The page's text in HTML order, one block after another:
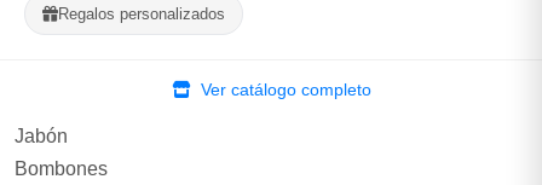
Regalos personalizados
Ver catálogo completo
Listo para Entregar
Jabón
Bombones